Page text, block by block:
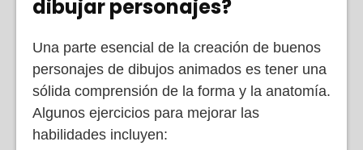
dibujar personajes?
Una parte esencial de la creación de buenos
personajes de dibujos animados es tener una
sólida comprensión de la forma y la anatomía.
Algunos ejercicios para mejorar las
habilidades incluyen: